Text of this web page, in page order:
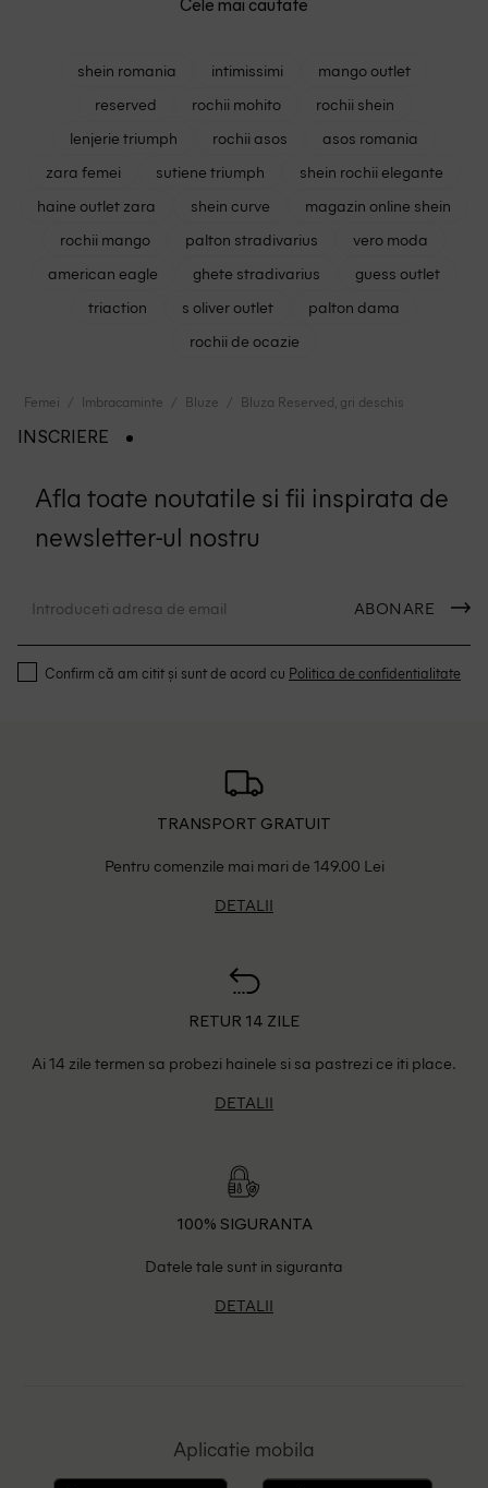
Cele mai cautate
shein romania intimissimi
mango outlet
reserved
rochii mohito
rochii shein
lenjerie triumph
rochii asos
asos romania
zara femei
sutiene triumph
shein rochii elegante
haine outlet zara
shein curve
magazin online shein
rochii mango
palton stradivarius
vero moda
american eagle
ghete stradivarius
guess outlet
triaction
s oliver outlet
palton dama
rochii de ocazie
Femei Imbracaminte Bluze Bluza Reserved, gri deschis
INSCRIERE
Afla toate noutatile si fii inspirata de
newsletter-ul nostru
ABONARE
Confirm că am citit și sunt de acord cu Politica de confidentialitate
TRANSPORT GRATUIT
Pentru comenzile mai mari de 149.00 Lei
DETALII
RETUR 14 ZILE
Ai 14 zile termen sa probezi hainele si sa pastrezi ce iti place.
DETALII
100% SIGURANTA
Datele tale sunt in siguranta
DETALII
Aplicatie mobila